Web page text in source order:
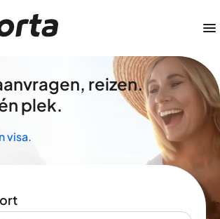
reizen.
plek.
visa.